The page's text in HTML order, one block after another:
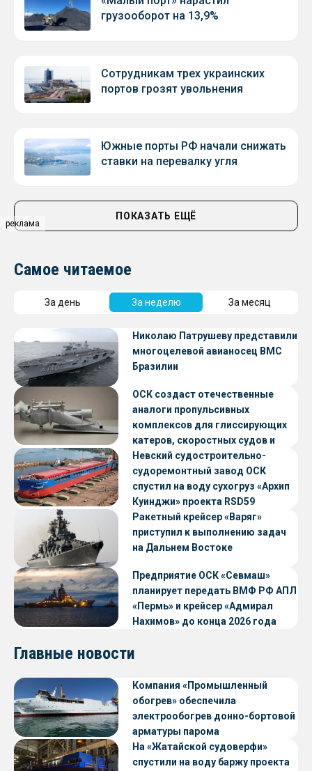
реклама
грузооборот на 13,9%
Сотрудникам трех украинских
портов грозят увольнения
Южные порты РФ начали снижать
ставки на перевалку угля
ПОКАЗАТЬ ЕЩЁ
Самое читаемое
За день За неделю За месяц
Николаю Патрушеву представили
многоцелевой авианосец ВМС
Бразилии
ОСК создаст отечественные
аналоги пропульсивных
комплексов для глиссирующих
катеров, скоростных судов и
судов с малой осадкой
Невский судостроительно-
судоремонтный завод ОСК
спустил на воду сухогруз «Архип
Куинджи» проекта RSD59
Ракетный крейсер «Варяг»
приступил к выполнению задач
на Дальнем Востоке
Предприятие ОСК «Севмаш»
планирует передать ВМФ РФ АПЛ
«Пермь» и крейсер «Адмирал
Нахимов» до конца 2026 года
Главные новости
Компания «Промышленный
обогрев» обеспечила
электрообогрев донно-бортовой
арматуры парома
«Петропавловск» проекта CNF22
На «Жатайской судоверфи»
спустили на воду баржу проекта